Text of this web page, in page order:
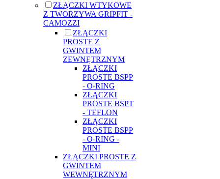
ZŁĄCZKI WTYKOWE
Z TWORZYWA GRIPFIT -
CAMOZZI
ZŁĄCZKI
PROSTE Z
GWINTEM
ZEWNĘTRZNYM
ZŁĄCZKI
PROSTE BSPP
- O-RING
ZŁĄCZKI
PROSTE BSPT
- TEFLON
ZŁĄCZKI
PROSTE BSPP
- O-RING -
MINI
ZŁĄCZKI PROSTE Z
GWINTEM
WEWNĘTRZNYM